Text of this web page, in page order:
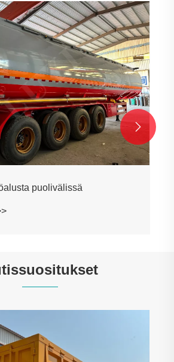
puolivälissä
